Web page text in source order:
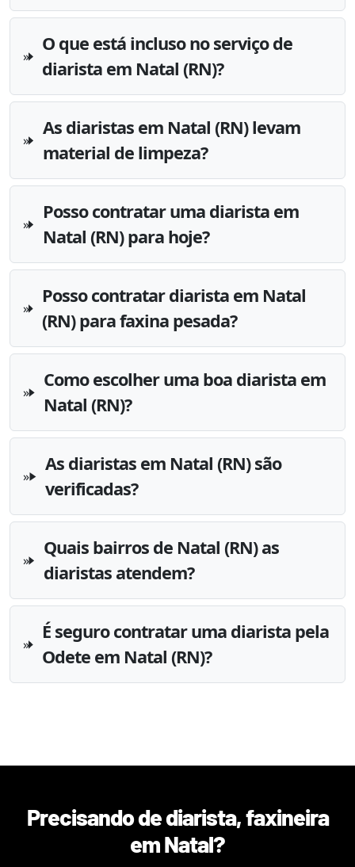
O que está incluso no serviço de
diarista em Natal (RN)?
As diaristas em Natal (RN) levam
material de limpeza?
Posso contratar uma diarista em
Natal (RN) para hoje?
Posso contratar diarista em Natal
(RN) para faxina pesada?
Como escolher uma boa diarista em
Natal (RN)?
As diaristas em Natal (RN) são
verificadas?
Quais bairros de Natal (RN) as
diaristas atendem?
É seguro contratar uma diarista pela
Odete em Natal (RN)?
Precisando de diarista, faxineira
emNatal?